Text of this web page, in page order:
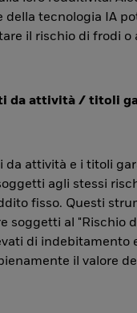
della tecnologia IA
il rischio di frodi o
da attività / titoli
da attività e i titoli
agli stessi
fisso. Questi
soggetti al "Rischio
di indebitamento
il valore